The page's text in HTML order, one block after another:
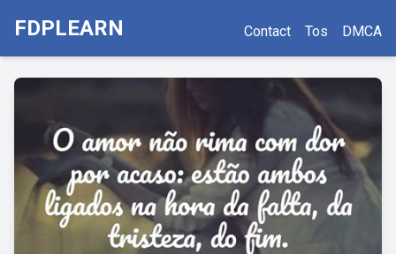
FDPLEARN Contact Tos DMCA